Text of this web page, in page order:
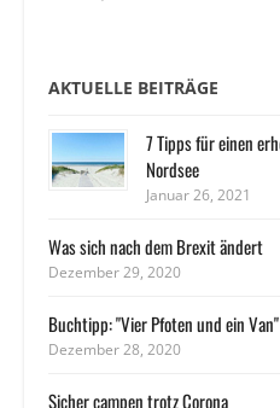
AKTUELLE BEITRÄGE
7 Tipps für einen
Nordsee
Januar 26, 2021
Was sich nach dem Brexit ändert
Dezember 29, 2020
Buchtipp: "Vier Pfoten und ein Van"
Dezember 28, 2020
Sicher campen trotz Corona